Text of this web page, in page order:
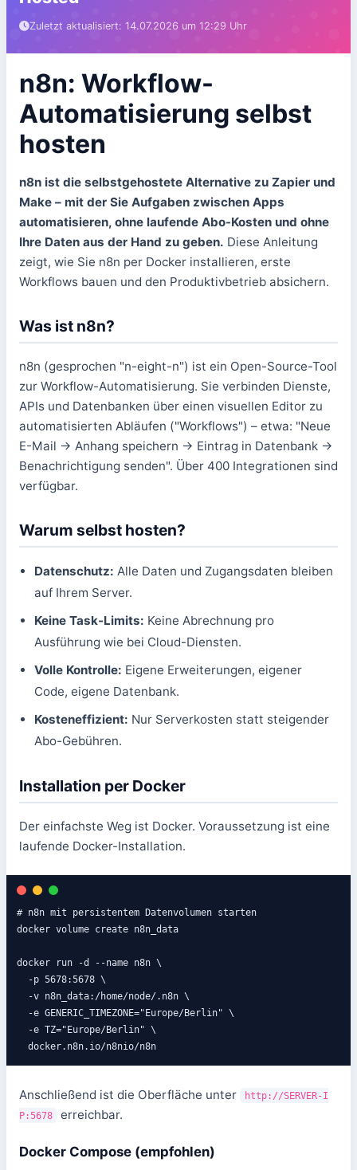
Zuletzt aktualisiert: 14.07.2026 um 12:29 Uhr
n8n: Workflow-
Automatisierung selbst
hosten
n8n ist die selbstgehostete Alternative zu Zapier und
Make – mit der Sie Aufgaben zwischen Apps
automatisieren, ohne laufende Abo-Kosten und ohne
Ihre Daten aus der Hand zu geben. Diese Anleitung
zeigt, wie Sie n8n per Docker installieren, erste
Workflows bauen und den Produktivbetrieb absichern.
Was ist n8n?
n8n (gesprochen "n-eight-n") ist ein Open-Source-Tool
zur Workflow-Automatisierung. Sie verbinden Dienste,
APIs und Datenbanken über einen visuellen Editor zu
automatisierten Abläufen ("Workflows") – etwa: "Neue
E-Mail → Anhang speichern → Eintrag in Datenbank →
Benachrichtigung senden". Über 400 Integrationen sind
verfügbar.
Warum selbst hosten?
Datenschutz: Alle Daten und Zugangsdaten bleiben
auf Ihrem Server.
Keine Task-Limits: Keine Abrechnung pro
Ausführung wie bei Cloud-Diensten.
Volle Kontrolle: Eigene Erweiterungen, eigener
Code, eigene Datenbank.
Kosteneffizient: Nur Serverkosten statt steigender
Abo-Gebühren.
Installation per Docker
Der einfachste Weg ist Docker. Voraussetzung ist eine
laufende Docker-Installation.
# n8n mit persistentem Datenvolumen starten
docker volume create n8n_data
docker run -d --name n8n \
  -p 5678:5678 \
  -v n8n_data:/home/node/.n8n \
  -e GENERIC_TIMEZONE="Europe/Berlin" \
  -e TZ="Europe/Berlin" \
  docker.n8n.io/n8nio/n8n
Anschließend ist die Oberfläche unter
http://SERVER-I
P:5678
erreichbar.
Docker Compose (empfohlen)